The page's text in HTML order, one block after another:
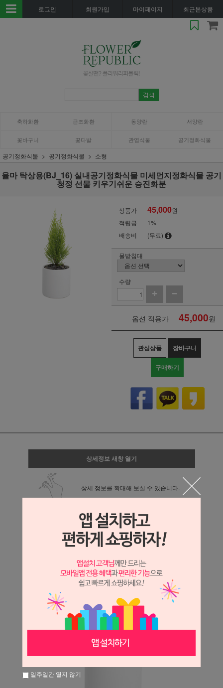
로그인 회원가입 마이페이지 최근본상품
축하화환 근조화환 동양란 서양란
꽃바구니 꽃다발 관엽식물 공기정화식물
공기정화식물 공기정화식물 소형
율마 탁상용(BJ_16) 실내공기정화식물 미세먼지정화식물 공기
청정 선물 키우기쉬운 승진화분
상품가 45,000원
적립금
1%
배송비
(무료)
물받침대
수량
옵션 적용가 45,000원
관심상품 장바구니
구매하기
상세정보 새창 열기
상세 정보를 확대해 보실 수 있습니다.
일주일간 열지 않기